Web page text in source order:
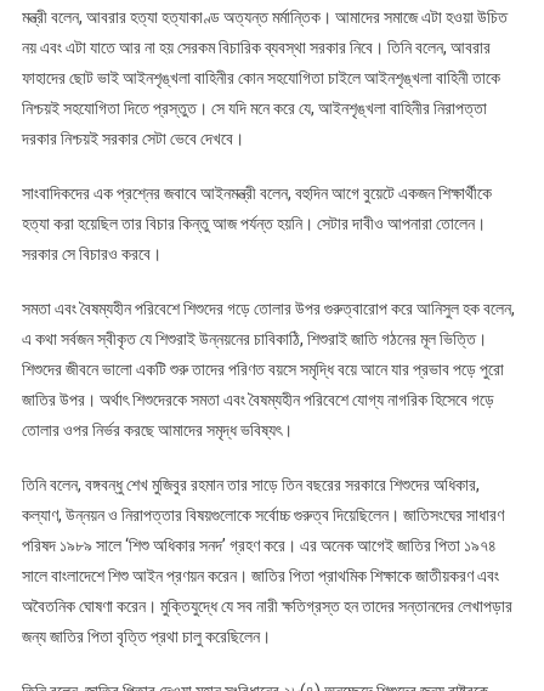
মন্ত্রী বলেন, আবরার হত্যা হত্যাকাণ্ড অত্যন্ত মর্মান্তিক। আমাদের সমাজে এটা হওয়া উচিত
নয় এবং এটা যাতে আর না হয় সেরকম বিচারিক ব্যবস্থা সরকার নিবে। তিনি বলেন, আবরার
ফাহাদের ছোট ভাই আইনশৃঙ্খলা বাহিনীর কোন সহযোগিতা চাইলে আইনশৃঙ্খলা বাহিনী তাকে
নিশ্চয়ই সহযোগিতা দিতে প্রস্তুত। সে যদি মনে করে যে, আইনশৃঙ্খলা বাহিনীর নিরাপত্তা
দরকার নিশ্চয়ই সরকার সেটা ভেবে দেখবে।
সাংবাদিকদের এক প্রশ্নের জবাবে আইনমন্ত্রী বলেন, বহুদিন আগে বুয়েটে একজন শিক্ষার্থীকে
হত্যা করা হয়েছিল তার বিচার কিন্তু আজ পর্যন্ত হয়নি। সেটার দাবীও আপনারা তোলেন।
সরকার সে বিচারও করবে।
সমতা এবং বৈষম্যহীন পরিবেশে শিশুদের গড়ে তোলার উপর গুরুত্বারোপ করে আনিসুল হক বলেন,
এ কথা সর্বজন স্বীকৃত যে শিশুরাই উন্নয়নের চাবিকাঠি, শিশুরাই জাতি গঠনের মূল ভিত্তি।
শিশুদের জীবনে ভালো একটি শুরু তাদের পরিণত বয়সে সমৃদ্ধি বয়ে আনে যার প্রভাব পড়ে পুরো
জাতির উপর। অর্থাৎ শিশুদেরকে সমতা এবং বৈষম্যহীন পরিবেশে যোগ্য নাগরিক হিসেবে গড়ে
তোলার ওপর নির্ভর করছে আমাদের সমৃদ্ধ ভবিষ্যৎ।
তিনি বলেন, বঙ্গবন্ধু শেখ মুজিবুর রহমান তার সাড়ে তিন বছরের সরকারে শিশুদের অধিকার,
কল্যাণ, উন্নয়ন ও নিরাপত্তার বিষয়গুলোকে সর্বোচ্চ গুরুত্ব দিয়েছিলেন। জাতিসংঘের সাধারণ
পরিষদ ১৯৮৯ সালে ‘শিশু অধিকার সনদ’ গ্রহণ করে। এর অনেক আগেই জাতির পিতা ১৯৭৪
সালে বাংলাদেশে শিশু আইন প্রণয়ন করেন। জাতির পিতা প্রাথমিক শিক্ষাকে জাতীয়করণ এবং
অবৈতনিক ঘোষণা করেন। মুক্তিযুদ্ধে যে সব নারী ক্ষতিগ্রস্ত হন তাদের সন্তানদের লেখাপড়ার
জন্য জাতির পিতা বৃত্তি প্রথা চালু করেছিলেন।